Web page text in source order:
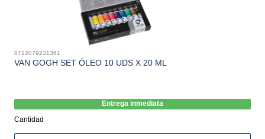
8712079231361
VAN GOGH SET ÓLEO 10 UDS X 20 ML
Entrega inmediata
Cantidad